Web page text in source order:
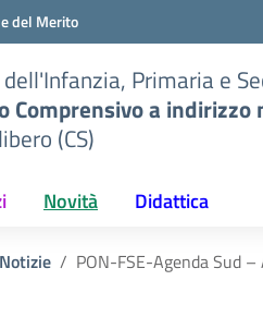
del Merito
Primaria e
Comprensivo a
(CS)
Novità Didattica
Notizie PON-FSE-Agenda Sud